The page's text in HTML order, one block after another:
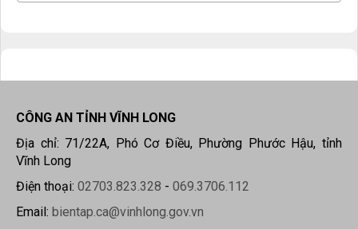
CÔNG AN TỈNH VĨNH LONG
Địa chỉ: 71/22A, Phó Cơ Điều, Phường Phước Hậu, tỉnh
Vĩnh Long
Điện thoại: 02703.823.328 - 069.3706.112
Email: bientap.ca@vinhlong.gov.vn